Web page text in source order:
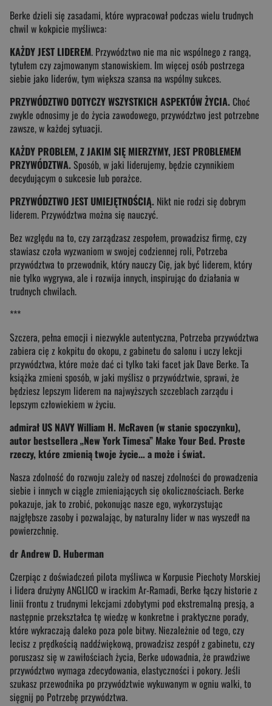
Berke dzieli się zasadami, które wypracował podczas wielu trudnych
chwil w kokpicie myśliwca:
KAŻDY JEST LIDEREM. Przywództwo nie ma nic wspólnego z rangą,
tytułem czy zajmowanym stanowiskiem. Im więcej osób postrzega
siebie jako liderów, tym większa szansa na wspólny sukces.
PRZYWÓDZTWO DOTYCZY WSZYSTKICH ASPEKTÓW ŻYCIA.Choć
zwykle odnosimy je do życia zawodowego, przywództwo jest potrzebne
zawsze, w każdej sytuacji.
KAŻDY PROBLEM, Z JAKIM SIĘ MIERZYMY, JEST PROBLEMEM
PRZYWÓDZTWA.Sposób, w jaki liderujemy, będzie czynnikiem
decydującym o sukcesie lub porażce.
PRZYWÓDZTWO JEST UMIEJĘTNOŚCIĄ. Nikt nie rodzi się dobrym
liderem. Przywództwa można się nauczyć.
Bez względu na to, czy zarządzasz zespołem, prowadzisz firmę, czy
stawiasz czoła wyzwaniom w swojej codziennej roli, Potrzeba
przywództwa to przewodnik, który nauczy Cię, jak być liderem, który
nie tylko wygrywa, ale i rozwija innych, inspirując do działania w
trudnych chwilach.
***
Szczera, pełna emocji i niezwykle autentyczna, Potrzeba przywództwa
zabiera cię z kokpitu do okopu, z gabinetu do salonu i uczy lekcji
przywództwa, które może dać ci tylko taki facet jak Dave Berke. Ta
książka zmieni sposób, w jaki myślisz o przywództwie, sprawi, że
będziesz lepszym liderem na najwyższych szczeblach zarządu i
lepszym człowiekiem w życiu.
admirał US NAVY William H. McRaven (w stanie spoczynku),
autor bestsellera „New York Timesa” Make Your Bed. Proste
rzeczy, które zmienią twoje życie… a może i świat.
Nasza zdolność do rozwoju zależy od naszej zdolności do prowadzenia
siebie i innych w ciągle zmieniających się okolicznościach. Berke
pokazuje, jak to zrobić, pokonując nasze ego, wykorzystując
najgłębsze zasoby i pozwalając, by naturalny lider w nas wyszedł na
powierzchnię.
dr Andrew D. Huberman
Czerpiąc z doświadczeń pilota myśliwca w Korpusie Piechoty Morskiej
i lidera drużyny ANGLICO w irackim Ar-Ramadi, Berke łączy historie z
linii frontu z trudnymi lekcjami zdobytymi pod ekstremalną presją, a
następnie przekształca tę wiedzę w konkretne i praktyczne porady,
które wykraczają daleko poza pole bitwy. Niezależnie od tego, czy
lecisz z prędkością naddźwiękową, prowadzisz zespół z gabinetu, czy
poruszasz się w zawiłościach życia, Berke udowadnia, że prawdziwe
przywództwo wymaga zdecydowania, elastyczności i pokory. Jeśli
szukasz przewodnika po przywództwie wykuwanym w ogniu walki, to
sięgnij po Potrzebę przywództwa.